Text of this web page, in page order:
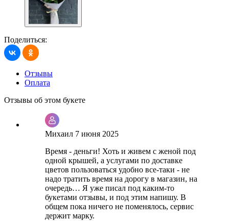
Поделиться:
Отзывы
Оплата
Отзывы об этом букете
Михаил 7 июня 2025
Время - деньги! Хоть и живем с женой под
одной крышей, а услугами по доставке
цветов пользоваться удобно все-таки - не
надо тратить время на дорогу в магазин, на
очередь… Я уже писал под каким-то
букетами отзывы, и под этим напишу. В
общем пока ничего не поменялось, сервис
держит марку.